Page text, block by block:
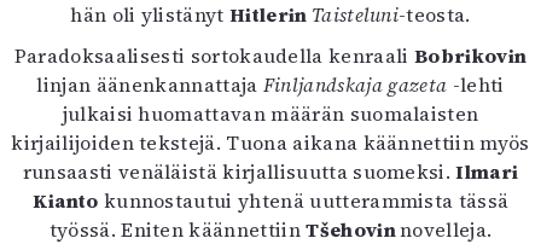
hän oli ylistänytHitlerin Taisteluni-teosta.
Paradoksaalisesti sortokaudella kenraali Bobrikovin
linjan äänenkannattaja Finljandskaja gazeta -lehti
julkaisi huomattavan määrän suomalaisten
kirjailijoiden tekstejä. Tuona aikana käännettiin myös
runsaasti venäläistä kirjallisuutta suomeksi.Ilmari
Kianto kunnostautui yhtenä uutterammista tässä
työssä. Eniten käännettiinTšehovinnovelleja.